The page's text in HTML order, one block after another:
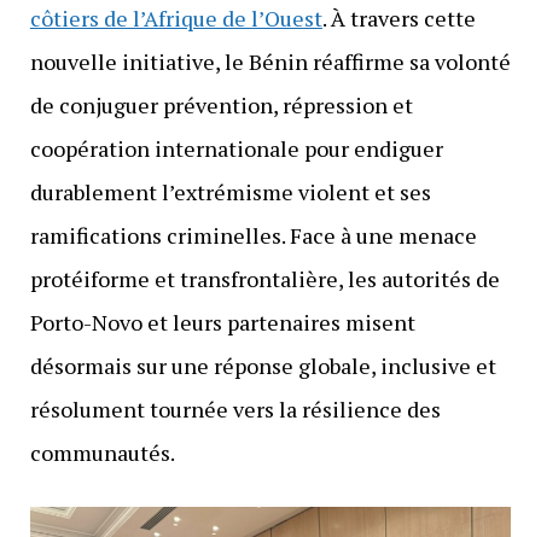
côtiers de l’Afrique de l’Ouest. À travers cette
nouvelle initiative, le Bénin réaffirme sa volonté
de conjuguer prévention, répression et
coopération internationale pour endiguer
durablement l’extrémisme violent et ses
ramifications criminelles. Face à une menace
protéiforme et transfrontalière, les autorités de
Porto-Novo et leurs partenaires misent
désormais sur une réponse globale, inclusive et
résolument tournée vers la résilience des
communautés.